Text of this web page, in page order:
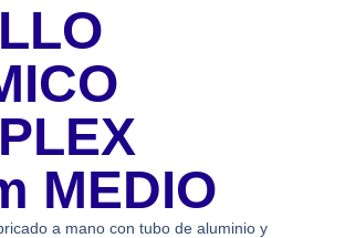
MEDIO
a mano con tubo de aluminio y